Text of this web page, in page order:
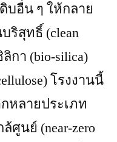
บอื่น ๆ ให้กลาย
ริสุทธิ์ (clean
กา (bio-silica)
โรงงานนี้
หลายประเภท
ศูนย์ (near-zero